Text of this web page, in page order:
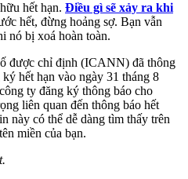
hết hạn. Điều gì sẽ xảy ra khi
hết, đừng hoảng sợ. Bạn vẫn
nó bị xoá hoàn toàn.
được chỉ định (ICANN) đã thông
hết hạn vào ngày 31 tháng 8
ty đăng ký thông báo cho
liên quan đến thông báo hết
này có thể dễ dàng tìm thấy trên
miền của bạn.